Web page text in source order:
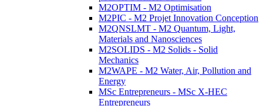
M2OPTIM - M2 Optimisation
M2PIC - M2 Projet Innovation Conception
M2QNSLMT - M2 Quantum, Light,
Materials and Nanosciences
M2SOLIDS - M2 Solids - Solid
Mechanics
M2WAPE - M2 Water, Air, Pollution and
Energy
MSc Entrepreneurs - MSc X-HEC
Entrepreneurs